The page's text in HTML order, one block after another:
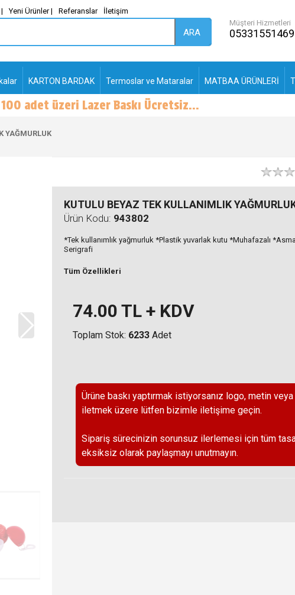
| Yeni Ürünler | Referanslar İletişim
ARA
Müşteri Hizmetleri
05331551469
KARTON BARDAK Termoslar ve Mataralar MATBAA ÜRÜNLERİ
PLASTİK TÜKENMEZ
-
YAĞMURLUK
KUTULU BEYAZ TEK KULLANIMLIK
Ürün Kodu: 943802
*Tek kullanımlık yağmurluk *Plastik yuvarlak kutu *Muhafazalı
Serigrafi
Tüm Özellikleri
74.00 TL + KDV
Toplam Stok: 6233 Adet
Ürüne baskı yaptırmak istiyorsanız logo, metin
iletmek üzere lütfen bizimle iletişime geçin.
Sipariş sürecinizin sorunsuz ilerlemesi için tüm
eksiksiz olarak paylaşmayı unutmayın.